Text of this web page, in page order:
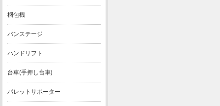
梱包機
バンステージ
ハンドリフト
台車(手押し台車)
パレットサポーター